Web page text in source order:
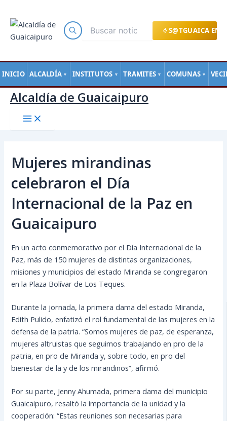
S@TGUAICA EN
INICIO ALCALDÍA ▼ INSTITUTOS ▼ TRAMITES ▼ COMUNAS ▼
contenido
Alcaldía de Guaicaipuro
Mujeres mirandinas
celebraron el Día
Internacional de la Paz en
Guaicaipuro
En un acto conmemorativo por el Día Internacional de la
Paz, más de 150 mujeres de distintas organizaciones,
misiones y municipios del estado Miranda se congregaron
en la Plaza Bolívar de Los Teques.
Durante la jornada, la primera dama del estado Miranda,
Edith Pulido, enfatizó el rol fundamental de las mujeres en la
defensa de la patria. “Somos mujeres de paz, de esperanza,
mujeres altruistas que seguimos trabajando en pro de la
patria, en pro de Miranda y, sobre todo, en pro del
bienestar de la y de los mirandinos”, afirmó.
Por su parte, Jenny Ahumada, primera dama del municipio
Guaicaipuro, resaltó la importancia de la unidad y la
cooperación: “Estas reuniones son necesarias para
de
entradas